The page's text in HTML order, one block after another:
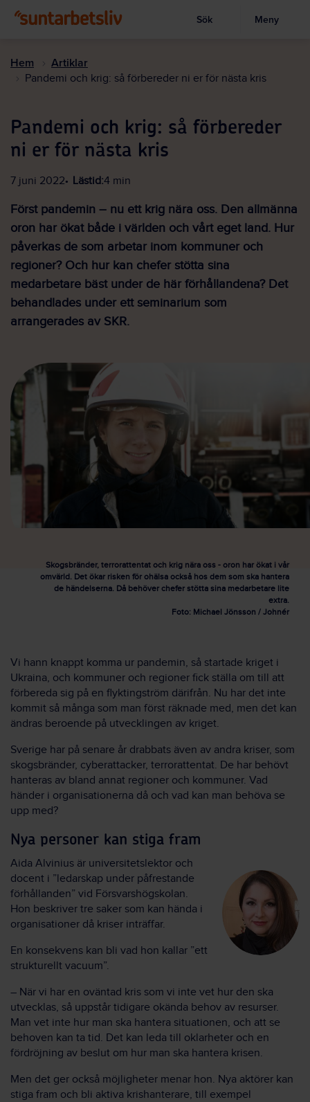
huvudinnehållet
Visa sökruta
Sök Meny
Hem Artiklar
Pandemi och krig: så förbereder ni er för nästa kris
Pandemi och krig: så förbereder
ni er för nästa kris
7 juni 2022 Lästid:4 min
Först pandemin – nu ett krig nära oss. Den allmänna
oron har ökat både i världen och vårt eget land. Hur
påverkas de som arbetar inom kommuner och
regioner? Och hur kan chefer stötta sina
medarbetare bäst under de här förhållandena? Det
behandlades under ett seminarium som
arrangerades av SKR.
Skogsbränder, terrorattentat och krig nära oss - oron har ökat i vår
omvärld. Det ökar risken för ohälsa också hos dem som ska hantera
de händelserna. Då behöver chefer stötta sina medarbetare lite
extra.
Foto: Michael Jönsson / Johnér
Vi hann knappt komma ur pandemin, så startade kriget i
Ukraina, och kommuner och regioner fick ställa om till att
förbereda sig på en flyktingström därifrån. Nu har det inte
kommit så många som man först räknade med, men det kan
ändras beroende på utvecklingen av kriget.
Sverige har på senare år drabbats även av andra kriser, som
skogsbränder, cyberattacker, terrorattentat. De har behövt
hanteras av bland annat regioner och kommuner. Vad
händer i organisationerna då och vad kan man behöva se
upp med?
Nya personer kan stiga fram
Aida Alvinius är universitetslektor och
docent i ”ledarskap under påfrestande
förhållanden” vid Försvarshögskolan.
Hon beskriver tre saker som kan hända i
organisationer då kriser inträffar.
En konsekvens kan bli vad hon kallar ”ett
strukturellt vacuum”.
– När vi har en oväntad kris som vi inte vet hur den ska
utvecklas, så uppstår tidigare okända behov av resurser.
Man vet inte hur man ska hantera situationen, och att se
behoven kan ta tid. Det kan leda till oklarheter och en
fördröjning av beslut om hur man ska hantera krisen.
Men det ger också möjligheter menar hon. Nya aktörer kan
stiga fram och bli aktiva krishanterare, till exempel